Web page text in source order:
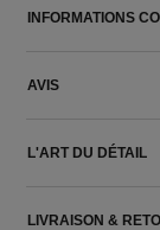
INFORMATIONS
AVIS
L'ART DU DÉTAIL
LIVRAISON &